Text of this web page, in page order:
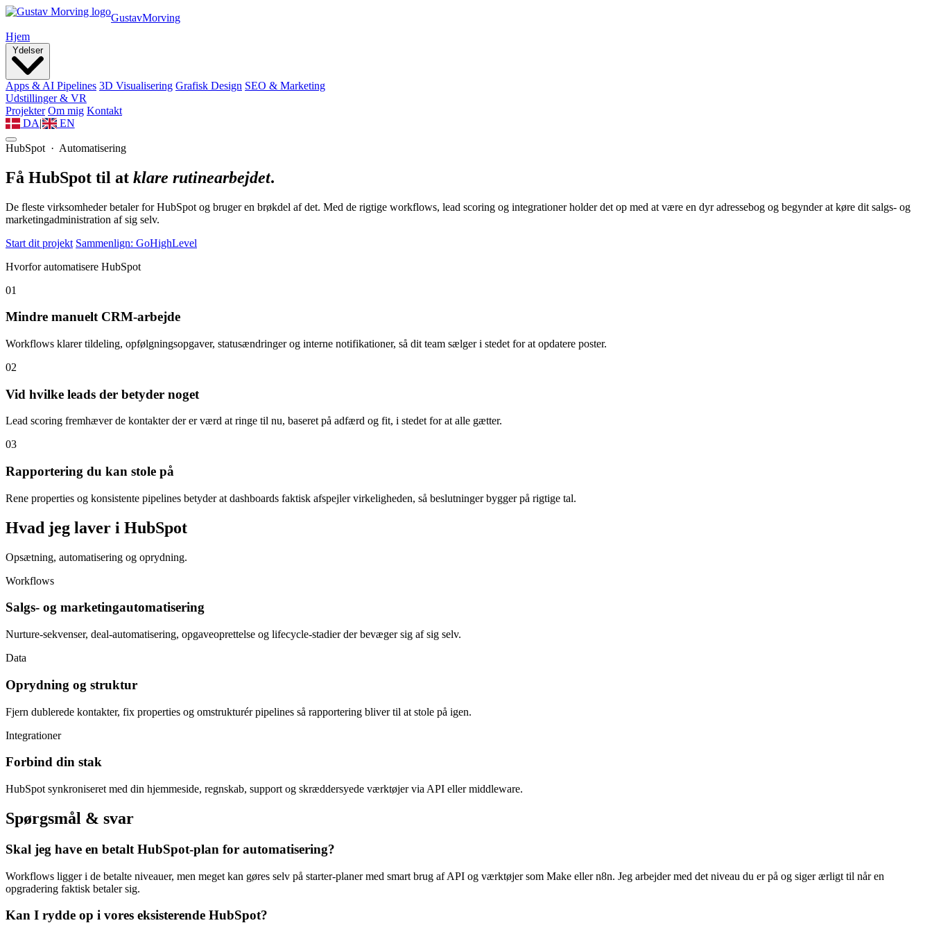
GustavMorving
Hjem
Ydelser
Apps & AI Pipelines 3D Visualisering Grafisk Design SEO & Marketing
Udstillinger & VR
Projekter Om mig Kontakt
DA| EN
HubSpot · Automatisering
Få HubSpot til at klare rutinearbejdet.
De fleste virksomheder betaler for HubSpot og bruger en brøkdel af det. Med de rigtige workflows, lead scoring og integrationer holder det op med at være en dyr adressebog og begynder at køre dit salgs- og
marketingadministration af sig selv.
Start dit projekt Sammenlign: GoHighLevel
Hvorfor automatisere HubSpot
01
Mindre manuelt CRM-arbejde
Workflows klarer tildeling, opfølgningsopgaver, statusændringer og interne notifikationer, så dit team sælger i stedet for at opdatere poster.
02
Vid hvilke leads der betyder noget
Lead scoring fremhæver de kontakter der er værd at ringe til nu, baseret på adfærd og fit, i stedet for at alle gætter.
03
Rapportering du kan stole på
Rene properties og konsistente pipelines betyder at dashboards faktisk afspejler virkeligheden, så beslutninger bygger på rigtige tal.
Hvad jeg laver i HubSpot
Opsætning, automatisering og oprydning.
Workflows
Salgs- og marketingautomatisering
Nurture-sekvenser, deal-automatisering, opgaveoprettelse og lifecycle-stadier der bevæger sig af sig selv.
Data
Oprydning og struktur
Fjern dublerede kontakter, fix properties og omstrukturér pipelines så rapportering bliver til at stole på igen.
Integrationer
Forbind din stak
HubSpot synkroniseret med din hjemmeside, regnskab, support og skræddersyede værktøjer via API eller middleware.
Spørgsmål & svar
Skal jeg have en betalt HubSpot-plan for automatisering?
Workflows ligger i de betalte niveauer, men meget kan gøres selv på starter-planer med smart brug af API og værktøjer som Make eller n8n. Jeg arbejder med det niveau du er på og siger ærligt til når en
opgradering faktisk betaler sig.
Kan I rydde op i vores eksisterende HubSpot?